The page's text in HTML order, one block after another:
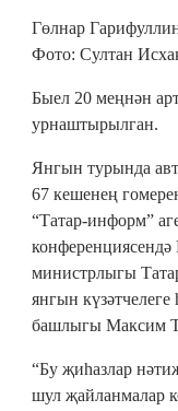
Гөлнар
Фото: Султан
Быел 20 меңнән
урнаштырылган.
Янгын турында
67 кешенең
“Татар-информ”
министрлыгы
янгын
башлыгы Максим
“Бу җиһазлар
шул җайланмалар